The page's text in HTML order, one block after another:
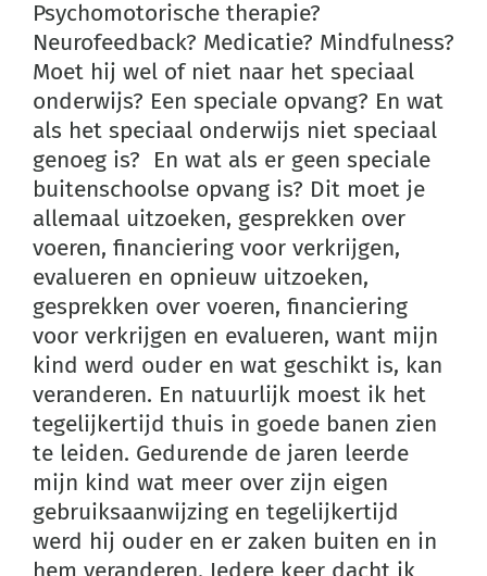
Psychomotorische therapie?
Neurofeedback? Medicatie? Mindfulness?
Moet hij wel of niet naar het speciaal
onderwijs? Een speciale opvang? En wat
als het speciaal onderwijs niet speciaal
genoeg is? En wat als er geen speciale
buitenschoolse opvang is? Dit moet je
allemaal uitzoeken, gesprekken over
voeren, financiering voor verkrijgen,
evalueren en opnieuw uitzoeken,
gesprekken over voeren, financiering
voor verkrijgen en evalueren, want mijn
kind werd ouder en wat geschikt is, kan
veranderen. En natuurlijk moest ik het
tegelijkertijd thuis in goede banen zien
te leiden. Gedurende de jaren leerde
mijn kind wat meer over zijn eigen
gebruiksaanwijzing en tegelijkertijd
werd hij ouder en er zaken buiten en in
hem veranderen. Iedere keer dacht ik